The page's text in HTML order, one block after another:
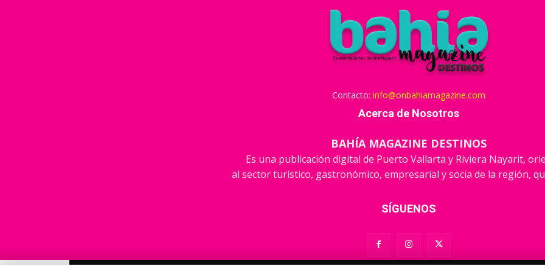
Contacto: info@onbahiamagazine.com
Acerca de Nosotros
BAHÍA MAGAZINE DESTINOS
Es una publicación digital de Puerto Vallarta y Riviera Nayarit,
al sector turístico, gastronómico, empresarial y socia de la región,
SÍGUENOS